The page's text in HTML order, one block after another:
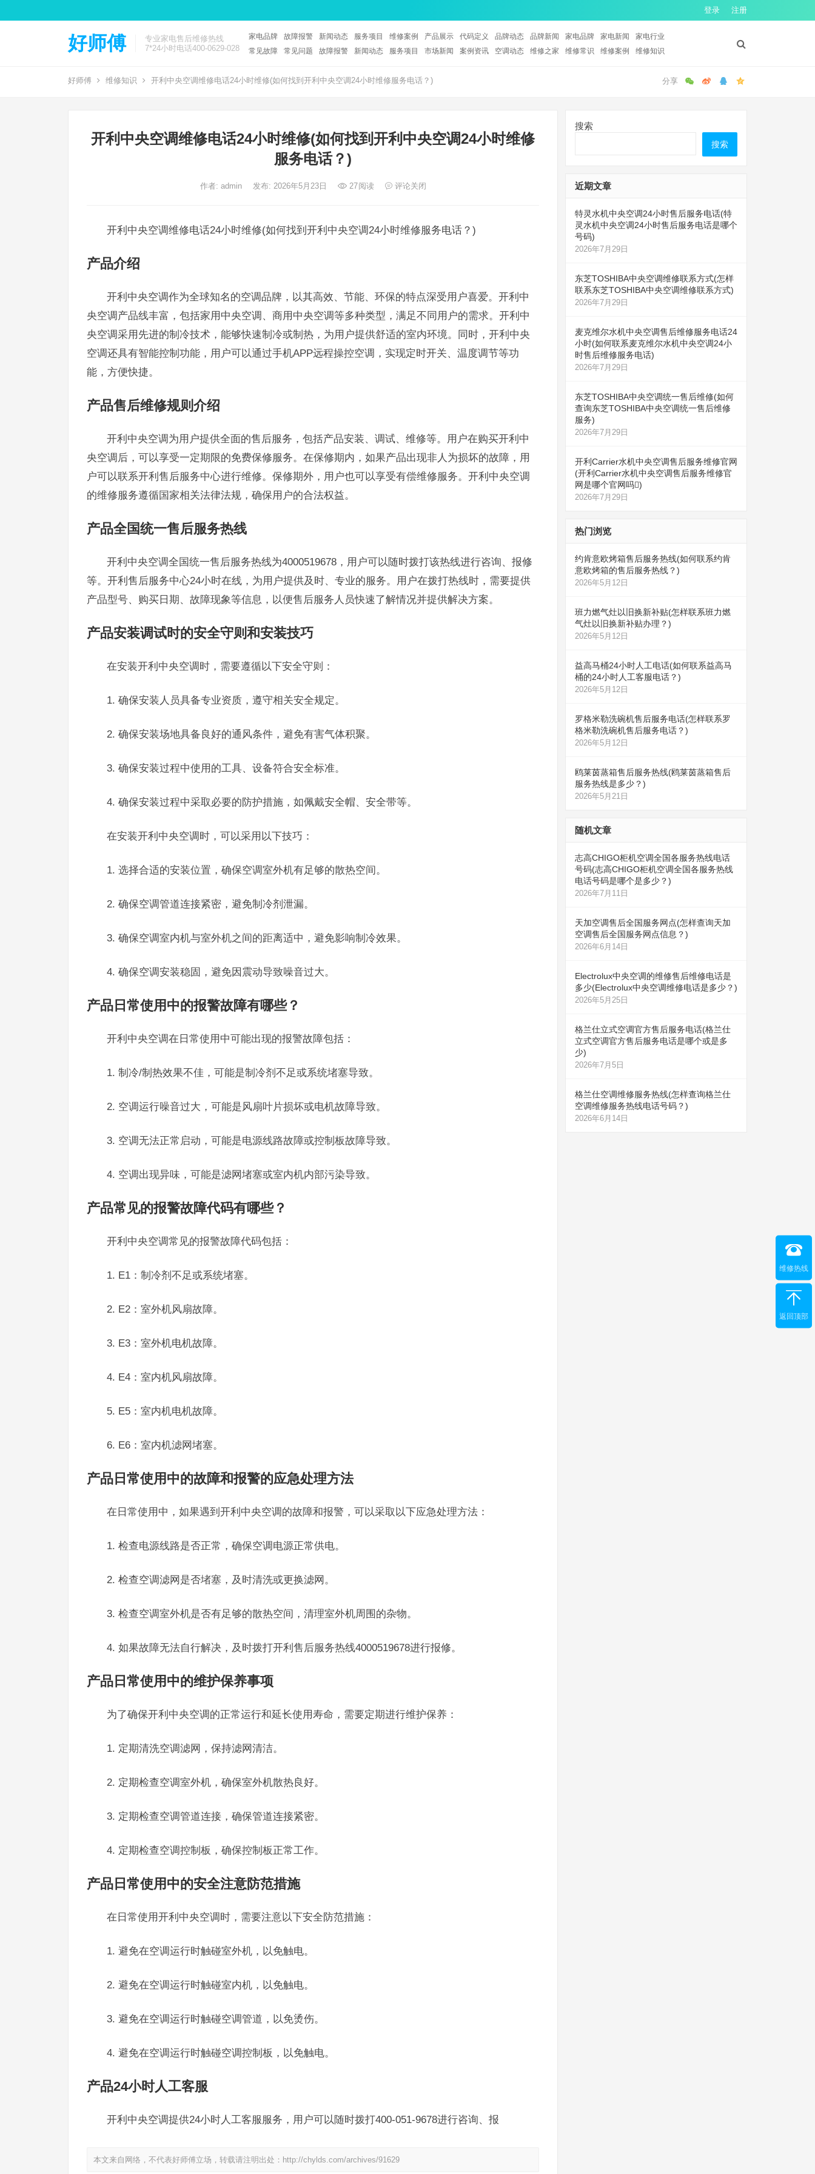
登录 注册
好师傅
专业家电售后维修热线
7*24小时电话400-0629-028
家电品牌 故障报警 新闻动态 服务项目 维修案例 产品展示 代码定义 品牌动态 品牌新闻 家电品牌 家电新闻
家电行业
常见故障
常见问题 故障报警 新闻动态 服务项目 市场新闻 案例资讯 空调动态 维修之家 维修常识 维修案例 维修知识
好师傅 维修知识 开利中央空调维修电话24小时维修(如何找到开利中央空调24小时维修服务电话？)
开利中央空调维修电话24小时维修(如何找到开利中央空调24小时维修
服务电话？)
作者: admin 发布: 2026年5月23日 27阅读 评论关闭
开利中央空调维修电话24小时维修(如何找到开利中央空调24小时维修服务电话？)
产品介绍
开利中央空调作为全球知名的空调品牌，以其高效、节能、环保的特点深受用户喜爱。开利中
央空调产品线丰富，包括家用中央空调、商用中央空调等多种类型，满足不同用户的需求。开利中
央空调采用先进的制冷技术，能够快速制冷或制热，为用户提供舒适的室内环境。同时，开利中央
空调还具有智能控制功能，用户可以通过手机APP远程操控空调，实现定时开关、温度调节等功
能，方便快捷。
产品售后维修规则介绍
开利中央空调为用户提供全面的售后服务，包括产品安装、调试、维修等。用户在购买开利中
央空调后，可以享受一定期限的免费保修服务。在保修期内，如果产品出现非人为损坏的故障，用
户可以联系开利售后服务中心进行维修。保修期外，用户也可以享受有偿维修服务。开利中央空调
的维修服务遵循国家相关法律法规，确保用户的合法权益。
产品全国统一售后服务热线
开利中央空调全国统一售后服务热线为4000519678，用户可以随时拨打该热线进行咨询、报修
等。开利售后服务中心24小时在线，为用户提供及时、专业的服务。用户在拨打热线时，需要提供
产品型号、购买日期、故障现象等信息，以便售后服务人员快速了解情况并提供解决方案。
产品安装调试时的安全守则和安装技巧
在安装开利中央空调时，需要遵循以下安全守则：
1. 确保安装人员具备专业资质，遵守相关安全规定。
2. 确保安装场地具备良好的通风条件，避免有害气体积聚。
3. 确保安装过程中使用的工具、设备符合安全标准。
4. 确保安装过程中采取必要的防护措施，如佩戴安全帽、安全带等。
在安装开利中央空调时，可以采用以下技巧：
1. 选择合适的安装位置，确保空调室外机有足够的散热空间。
2. 确保空调管道连接紧密，避免制冷剂泄漏。
3. 确保空调室内机与室外机之间的距离适中，避免影响制冷效果。
4. 确保空调安装稳固，避免因震动导致噪音过大。
产品日常使用中的报警故障有哪些？
开利中央空调在日常使用中可能出现的报警故障包括：
1. 制冷/制热效果不佳，可能是制冷剂不足或系统堵塞导致。
2. 空调运行噪音过大，可能是风扇叶片损坏或电机故障导致。
3. 空调无法正常启动，可能是电源线路故障或控制板故障导致。
4. 空调出现异味，可能是滤网堵塞或室内机内部污染导致。
产品常见的报警故障代码有哪些？
开利中央空调常见的报警故障代码包括：
1. E1：制冷剂不足或系统堵塞。
2. E2：室外机风扇故障。
3. E3：室外机电机故障。
4. E4：室内机风扇故障。
5. E5：室内机电机故障。
6. E6：室内机滤网堵塞。
产品日常使用中的故障和报警的应急处理方法
在日常使用中，如果遇到开利中央空调的故障和报警，可以采取以下应急处理方法：
1. 检查电源线路是否正常，确保空调电源正常供电。
2. 检查空调滤网是否堵塞，及时清洗或更换滤网。
3. 检查空调室外机是否有足够的散热空间，清理室外机周围的杂物。
4. 如果故障无法自行解决，及时拨打开利售后服务热线4000519678进行报修。
产品日常使用中的维护保养事项
为了确保开利中央空调的正常运行和延长使用寿命，需要定期进行维护保养：
1. 定期清洗空调滤网，保持滤网清洁。
2. 定期检查空调室外机，确保室外机散热良好。
3. 定期检查空调管道连接，确保管道连接紧密。
4. 定期检查空调控制板，确保控制板正常工作。
产品日常使用中的安全注意防范措施
在日常使用开利中央空调时，需要注意以下安全防范措施：
1. 避免在空调运行时触碰室外机，以免触电。
2. 避免在空调运行时触碰室内机，以免触电。
3. 避免在空调运行时触碰空调管道，以免烫伤。
4. 避免在空调运行时触碰空调控制板，以免触电。
产品24小时人工客服
开利中央空调提供24小时人工客服服务，用户可以随时拨打400-051-9678进行咨询、报
本文来自网络，不代表好师傅立场，转载请注明出处： http://chylds.com/archives/91629
搜索
搜索
近期文章
特灵水机中央空调24小时售后服务电话(特
灵水机中央空调24小时售后服务电话是哪个
号码)
2026年7月29日
东芝TOSHIBA中央空调维修联系方式(怎样
联系东芝TOSHIBA中央空调维修联系方式)
2026年7月29日
麦克维尔水机中央空调售后维修服务电话24
小时(如何联系麦克维尔水机中央空调24小
时售后维修服务电话)
2026年7月29日
东芝TOSHIBA中央空调统一售后维修(如何
查询东芝TOSHIBA中央空调统一售后维修
服务)
2026年7月29日
开利Carrier水机中央空调售后服务维修官网
(开利Carrier水机中央空调售后服务维修官
网是哪个官网吗)
2026年7月29日
热门浏览
约肯意欧烤箱售后服务热线(如何联系约肯
意欧烤箱的售后服务热线？)
2026年5月12日
班力燃气灶以旧换新补贴(怎样联系班力燃
气灶以旧换新补贴办理？)
2026年5月12日
益高马桶24小时人工电话(如何联系益高马
桶的24小时人工客服电话？)
2026年5月12日
罗格米勒洗碗机售后服务电话(怎样联系罗
格米勒洗碗机售后服务电话？)
2026年5月12日
鸥莱茵蒸箱售后服务热线(鸥莱茵蒸箱售后
服务热线是多少？)
2026年5月21日
随机文章
志高CHIGO柜机空调全国各服务热线电话
号码(志高CHIGO柜机空调全国各服务热线
电话号码是哪个是多少？)
2026年7月11日
天加空调售后全国服务网点(怎样查询天加
空调售后全国服务网点信息？)
2026年6月14日
Electrolux中央空调的维修售后维修电话是
多少(Electrolux中央空调维修电话是多少？)
2026年5月25日
格兰仕立式空调官方售后服务电话(格兰仕
立式空调官方售后服务电话是哪个或是多
少)
2026年7月5日
格兰仕空调维修服务热线(怎样查询格兰仕
空调维修服务热线电话号码？)
2026年6月14日
维修热线
返回顶部